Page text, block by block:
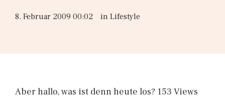
8. Februar 2009 00:02 in Lifestyle
Aber hallo, was ist denn heute los? 153 Views